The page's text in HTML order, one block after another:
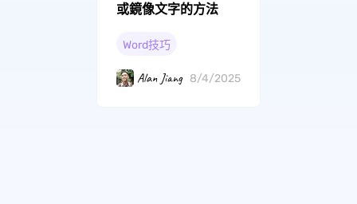
或鏡像文字的方法
Word技巧
Alan Jiang 8/4/2025